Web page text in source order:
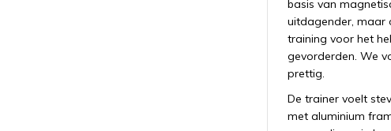
basis van
uitdagender, maar
training voor het
gevorderden. We
prettig.
De trainer voelt
met aluminium